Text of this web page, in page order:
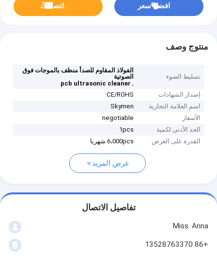
افضل سعر ﺎﺘﺼﻟ ﺍﻶﻧ
منتوج وصف
تسليط الضوء
الفولاذ المقاوم للصدأ منظف بالموجات فوق
الصوتية
,
pcb ultrasonic cleaner
إصدار الشهادات
CE/ROHS
اسم العلامة التجارية
Skymen
الأسعار
negotiable
الحد الأدنى لكمية
1pcs
القدرة على العرض
6،000pcs شهريا
عرض المزيد
تفاصيل الاتصال
Miss. Anna
+86 13528763370